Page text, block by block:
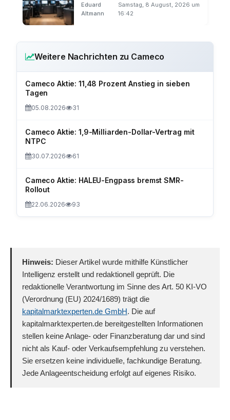
Eduard
Altmann
Samstag, 8 August, 2026 um
16:42
Weitere Nachrichten zu Cameco
Cameco Aktie: 11,48 Prozent Anstieg in sieben
Tagen
05.08.2026 31
Cameco Aktie: 1,9-Milliarden-Dollar-Vertrag mit
NTPC
30.07.2026 61
Cameco Aktie: HALEU-Engpass bremst SMR-
Rollout
22.06.2026 93
Hinweis: Dieser Artikel wurde mithilfe Künstlicher
Intelligenz erstellt und redaktionell geprüft. Die
redaktionelle Verantwortung im Sinne des Art. 50 KI-VO
(Verordnung (EU) 2024/1689) trägt die
kapitalmarktexperten.de GmbH. Die auf
kapitalmarktexperten.de bereitgestellten Informationen
stellen keine Anlage- oder Finanzberatung dar und sind
nicht als Kauf- oder Verkaufsempfehlung zu verstehen.
Sie ersetzen keine individuelle, fachkundige Beratung.
Jede Anlageentscheidung erfolgt auf eigenes Risiko.